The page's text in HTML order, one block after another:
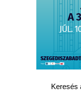
Keresés